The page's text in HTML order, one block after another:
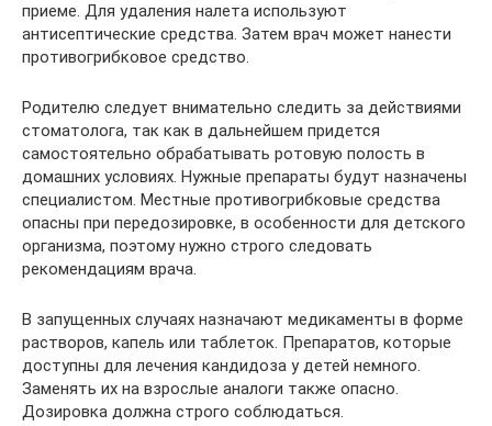
приеме. Для удаления налета используют
антисептические средства. Затем врач может нанести
противогрибковое средство.
Родителю следует внимательно следить за действиями
стоматолога, так как в дальнейшем придется
самостоятельно обрабатывать ротовую полость в
домашних условиях. Нужные препараты будут назначены
специалистом. Местные противогрибковые средства
опасны при передозировке, в особенности для детского
организма, поэтому нужно строго следовать
рекомендациям врача.
В запущенных случаях назначают медикаменты в форме
растворов, капель или таблеток. Препаратов, которые
доступны для лечения кандидоза у детей немного.
Заменять их на взрослые аналоги также опасно.
Дозировка должна строго соблюдаться.